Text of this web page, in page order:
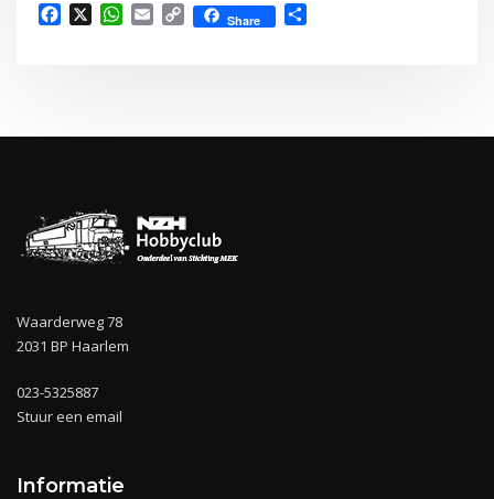
Facebook
X WhatsApp
EmailCopy
Link
Share
Waarderweg 78
2031 BP Haarlem
023-5325887
Stuur een email
Informatie